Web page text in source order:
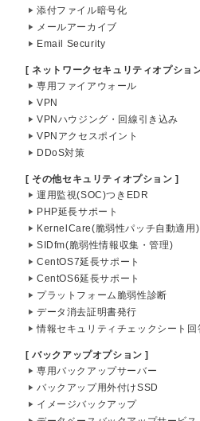
添付ファイル暗号化
メールアーカイブ
Email Security
[ ネットワークセキュリティオプショ
専用ファイアウォール
VPN
VPNハウジング・回線引き込み
VPNアクセスポイント
DDoS対策
[ その他セキュリティオプション ]
運用監視(SOC)つきEDR
PHP延長サポート
KernelCare(脆弱性パッチ自動適用)
SIDfm(脆弱性情報収集・管理)
CentOS7延長サポート
CentOS6延長サポート
プラットフォーム脆弱性診断
データ消去証明書発行
情報セキュリティチェックシート回
[ バックアップオプション ]
専用バックアップサーバー
バックアップ用外付けSSD
イメージバックアップ